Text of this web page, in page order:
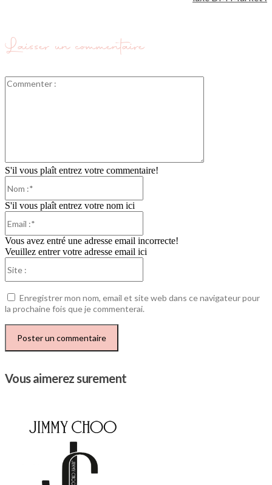
Laisser un commentaire
S'il vous plaît entrez votre commentaire!
S'il vous plaît entrez votre nom ici
Vous avez entré une adresse email incorrecte!
Veuillez entrer votre adresse email ici
Enregistrer mon nom, email et site web dans ce navigateur pour
la prochaine fois que je commenterai.
Vous aimerez surement